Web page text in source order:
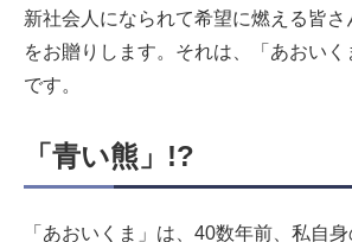
新社会人になられて希望に燃える皆
をお贈りします。それは、「あおいく
です。
「青い熊」!?
「あおいくま」は、40数年前、私自